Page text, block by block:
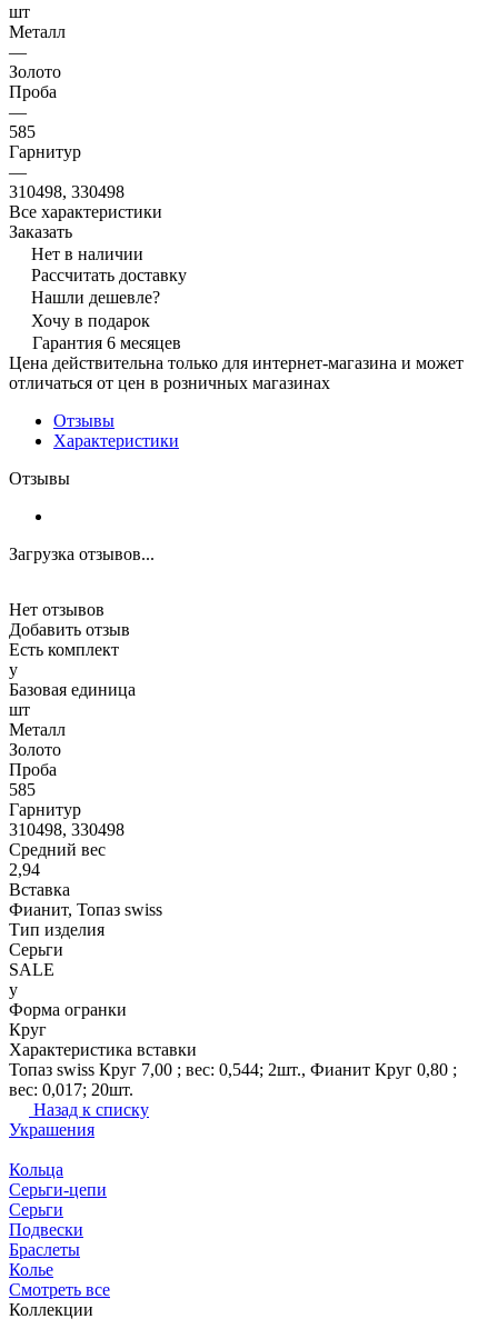
шт
Металл
—
Золото
Проба
—
585
Гарнитур
—
310498, 330498
Все характеристики
Заказать
Нет в наличии
Рассчитать доставку
Нашли дешевле?
Хочу в подарок
Гарантия 6 месяцев
Цена действительна только для интернет-магазина и может
отличаться от цен в розничных магазинах
Отзывы
Характеристики
Отзывы
Загрузка отзывов...
Нет отзывов
Добавить отзыв
Есть комплект
y
Базовая единица
шт
Металл
Золото
Проба
585
Гарнитур
310498, 330498
Средний вес
2,94
Вставка
Фианит, Топаз swiss
Тип изделия
Серьги
SALE
y
Форма огранки
Круг
Характеристика вставки
Топаз swiss Круг 7,00 ; вес: 0,544; 2шт., Фианит Круг 0,80 ;
вес: 0,017; 20шт.
Назад к списку
Украшения
Кольца
Серьги-цепи
Серьги
Подвески
Браслеты
Колье
Смотреть все
Коллекции